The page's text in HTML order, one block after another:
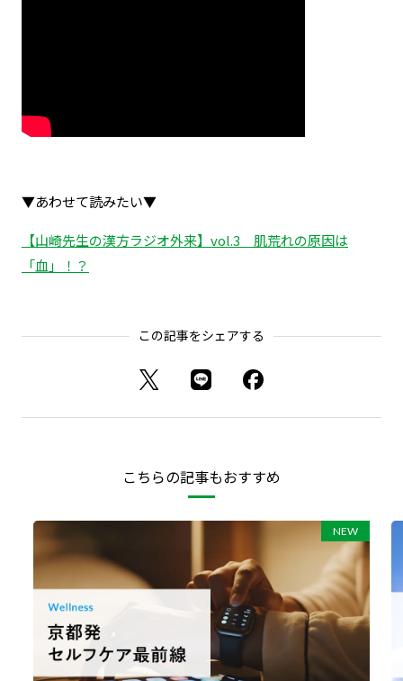
▼あわせて読みたい▼
【山崎先生の漢方ラジオ外来】vol.3 肌荒れの原因は
「血」！？
この記事をシェアする
こちらの記事もおすすめ